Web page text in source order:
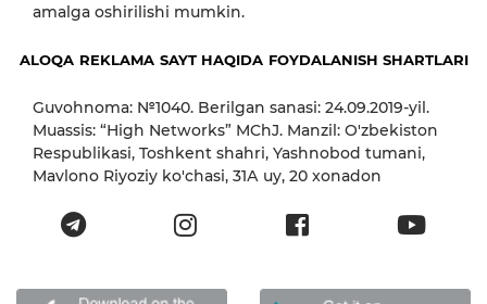
amalga oshirilishi mumkin.
ALOQA REKLAMA SAYT HAQIDA FOYDALANISH SHARTLARI
Guvohnoma: №1040. Berilgan sanasi: 24.09.2019-yil.
Muassis: “High Networks” MChJ. Manzil: O'zbekiston
Respublikasi, Toshkent shahri, Yashnobod tumani,
Mavlono Riyoziy ko'chasi, 31А uy, 20 xonadon